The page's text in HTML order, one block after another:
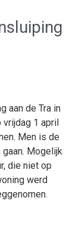
aan de Tra in
vrijdag 1 april
Men is de
Mogelijk
die niet op
werd